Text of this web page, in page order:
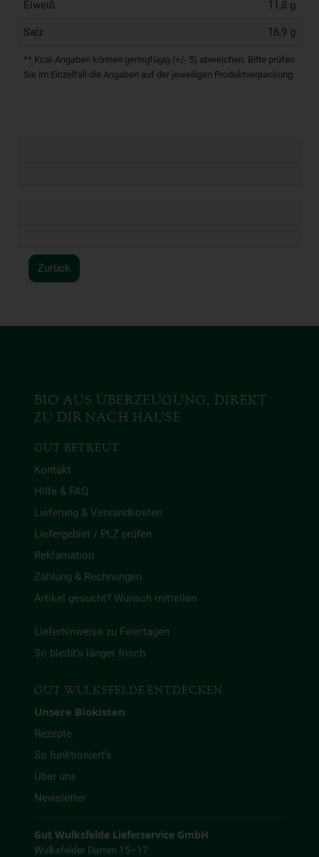
Eiweiß 11,8 g
Salz 16,9 g
** Kcal-Angaben können geringfügig (+/- 5) abweichen. Bitte prüfen
Sie im Einzelfall die Angaben auf der jeweiligen Produktverpackung.
Zurück
BIO AUS ÜBERZEUGUNG, DIREKT
ZU DIR NACH HAUSE
GUT BETREUT
Kontakt
Hilfe & FAQ
Lieferung & Versandkosten
Liefergebiet / PLZ prüfen
Reklamation
Zahlung & Rechnungen
Artikel gesucht? Wunsch mitteilen
Lieferhinweise zu Feiertagen
So bleibt’s länger frisch
GUT WULKSFELDE ENTDECKEN
Unsere Biokisten
Rezepte
So funktioniert’s
Über uns
Newsletter
Gut Wulksfelde Lieferservice GmbH
Wulksfelder Damm 15–17